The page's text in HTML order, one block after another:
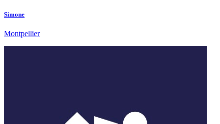
Simone
Montpellier